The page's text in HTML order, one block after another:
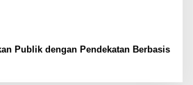
Publik dengan Pendekatan Berbasis